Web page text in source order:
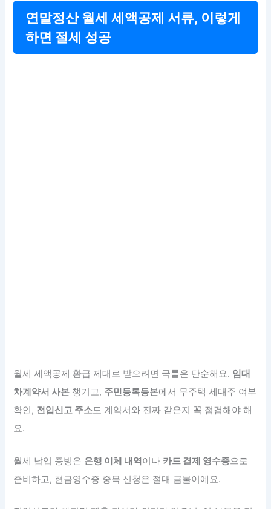
연말정산 월세 세액공제 서류, 이렇게
하면 절세 성공
월세 세액공제 환급 제대로 받으려면 국룰은 단순해요. 임대
차계약서 사본 챙기고, 주민등록등본에서 무주택 세대주 여부
확인, 전입신고 주소도 계약서와 진짜 같은지 꼭 점검해야 해
요.
월세 납입 증빙은 은행 이체 내역 이나 카드 결제 영수증으로
준비하고, 현금영수증 중복 신청은 절대 금물이에요.